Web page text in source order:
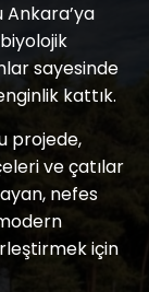
Ankara’ya
sayesinde
kattık.
projede,
ve çatılar
nefes
için